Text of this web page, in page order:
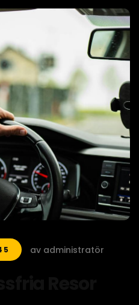
av administratör